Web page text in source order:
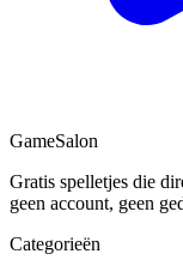
GameSalon
Gratis spelletjes die
geen account, geen
Categorieën